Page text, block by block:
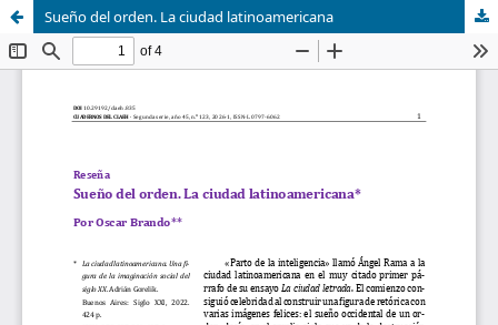
Sueño del orden. La ciudad latinoamericana